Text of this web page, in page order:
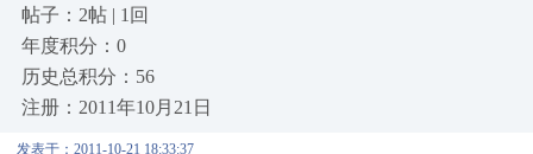
帖子：2帖 | 1回
年度积分：0
历史总积分：56
注册：2011年10月21日
发表于：2011-10-21 18:33:37